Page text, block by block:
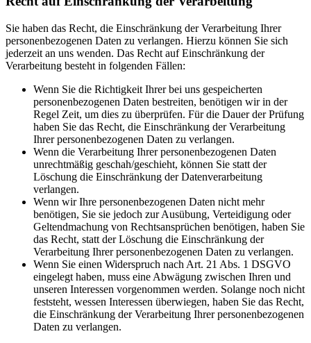
Sie haben das Recht, die Einschränkung der Verarbeitung Ihrer
personenbezogenen Daten zu verlangen. Hierzu können Sie sich
jederzeit an uns wenden. Das Recht auf Einschränkung der
Verarbeitung besteht in folgenden Fällen:
Wenn Sie die Richtigkeit Ihrer bei uns gespeicherten
personenbezogenen Daten bestreiten, benötigen wir in der
Regel Zeit, um dies zu überprüfen. Für die Dauer der Prüfung
haben Sie das Recht, die Einschränkung der Verarbeitung
Ihrer personenbezogenen Daten zu verlangen.
Wenn die Verarbeitung Ihrer personenbezogenen Daten
unrechtmäßig geschah/geschieht, können Sie statt der
Löschung die Einschränkung der Datenverarbeitung
verlangen.
Wenn wir Ihre personenbezogenen Daten nicht mehr
benötigen, Sie sie jedoch zur Ausübung, Verteidigung oder
Geltendmachung von Rechtsansprüchen benötigen, haben Sie
das Recht, statt der Löschung die Einschränkung der
Verarbeitung Ihrer personenbezogenen Daten zu verlangen.
Wenn Sie einen Widerspruch nach Art. 21 Abs. 1 DSGVO
eingelegt haben, muss eine Abwägung zwischen Ihren und
unseren Interessen vorgenommen werden. Solange noch nicht
feststeht, wessen Interessen überwiegen, haben Sie das Recht,
die Einschränkung der Verarbeitung Ihrer personenbezogenen
Daten zu verlangen.